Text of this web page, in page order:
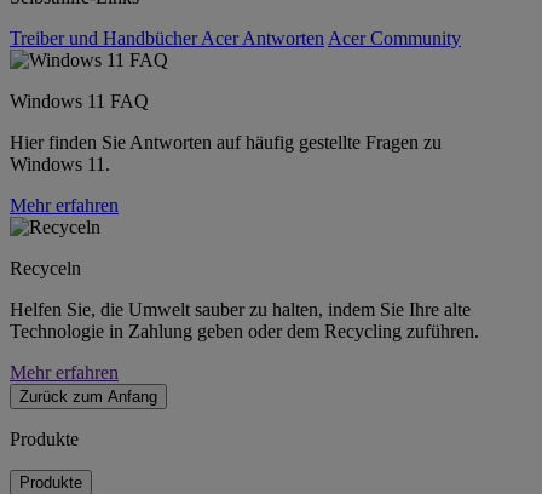
Treiber und HandbücherAcer Antworten Acer Community
Windows 11 FAQ
Hier finden Sie Antworten auf häufig gestellte Fragen zu
Windows 11.
Mehr erfahren
Recyceln
Helfen Sie, die Umwelt sauber zu halten, indem Sie Ihre alte
Technologie in Zahlung geben oder dem Recycling zuführen.
Mehr erfahren
Zurück zum Anfang
Produkte
Produkte